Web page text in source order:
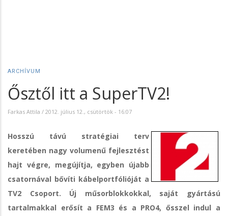
ARCHÍVUM
Ősztől itt a SuperTV2!
Farkas Attila / 2012. július 12., csütörtök - 16:07
Hosszú távú stratégiai terv
keretében nagy volumenű fejlesztést
hajt végre, megújítja, egyben újabb
csatornával bővíti kábelportfólióját a
TV2 Csoport. Új műsorblokkokkal, saját gyártású
tartalmakkal erősít a FEM3 és a PRO4, ősszel indul a